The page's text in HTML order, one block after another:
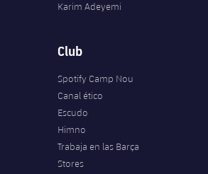
Karim Adeyemi
Club
Spotify Camp Nou
Canal ético
Escudo
Himno
Trabaja en las Barça
Stores